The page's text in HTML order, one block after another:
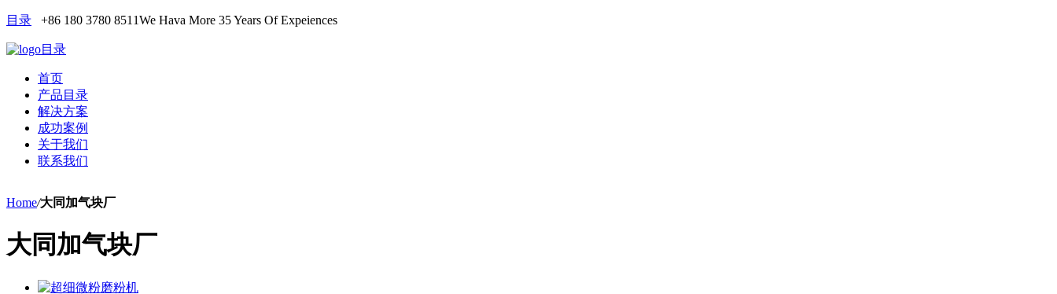
目录 +86 180 3780 8511We Hava More 35 Years Of Expeiences
目录
首页
产品目录
解决方案
成功案例
关于我们
联系我们
Home/大同加气块厂
大同加气块厂